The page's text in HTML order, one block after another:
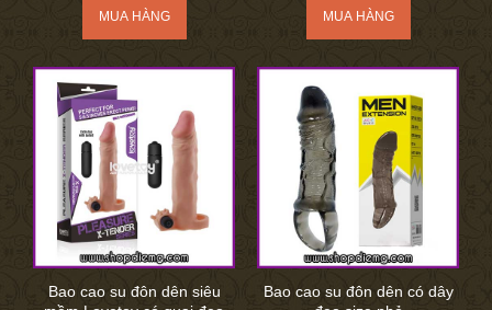
Bao cao su đôn dên siêu
Bao cao su đôn dên có dây